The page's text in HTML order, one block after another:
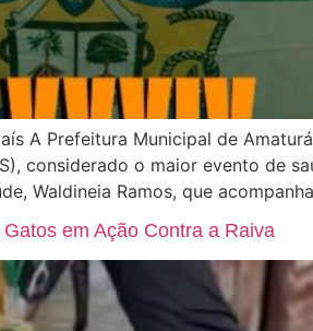
A Prefeitura Municipal de
considerado o maior evento de
Waldineia Ramos, que
em Ação Contra a Raiva